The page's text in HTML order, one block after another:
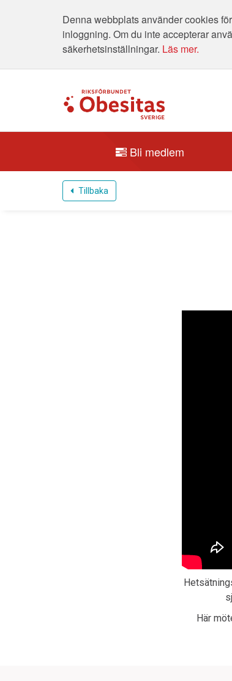
Denna webbplats använder cookies
inloggning. Om du inte accepterar
säkerhetsinställningar. Läs mer.
Bli medlem
Tillbaka
Här